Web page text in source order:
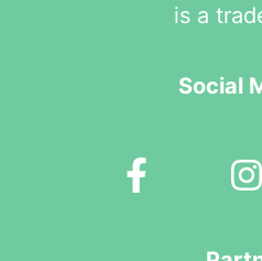
is a
Social